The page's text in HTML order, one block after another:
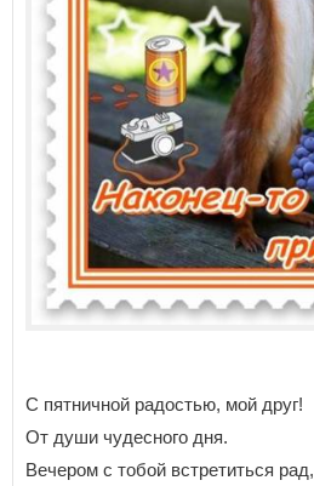
С пятничной радостью, мой друг!
От души чудесного дня.
Вечером с тобой встретиться рад,